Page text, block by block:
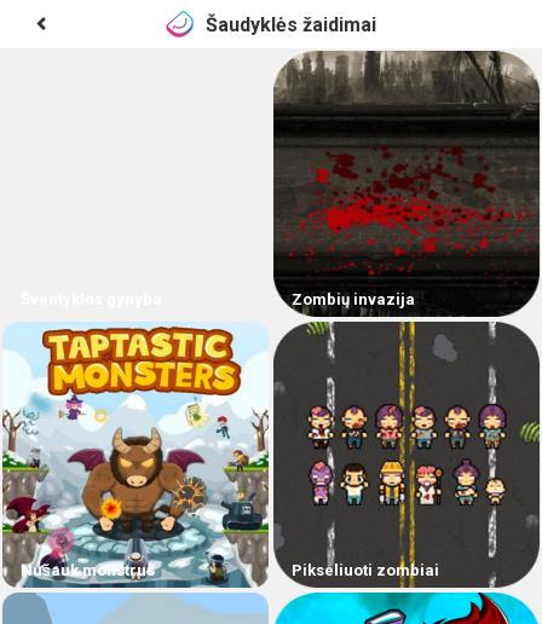
Šaudyklės žaidimai
Zombių invazija
Nušauk monstrus Pikseliuoti zombiai